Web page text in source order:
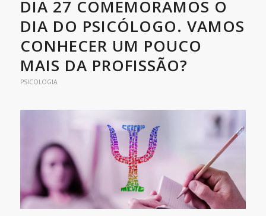
DIA 27 COMEMORAMOS O
DIA DO PSICÓLOGO. VAMOS
CONHECER UM POUCO
MAIS DA PROFISSÃO?
PSICOLOGIA